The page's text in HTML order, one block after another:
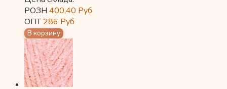
РОЗН 400,40 Руб
ОПТ286 Руб